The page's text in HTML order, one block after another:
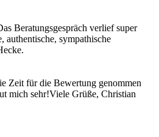
Beratungsgespräch verlief super
authentische, sympathische
Zeit für die Bewertung genommen
mich sehr!Viele Grüße, Christian